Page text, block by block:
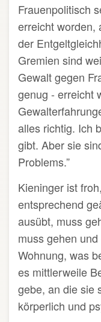
Frauenpolitisch
erreicht worden,
der
Gremien sind
Gewalt gegen
genug - erreicht
alles richtig. Ich
gibt. Aber sie
Problems.”
Kieninger ist
entsprechend
ausübt, muss
muss gehen
Wohnung, was
es mittlerweile
gebe, an die sie
körperlich und